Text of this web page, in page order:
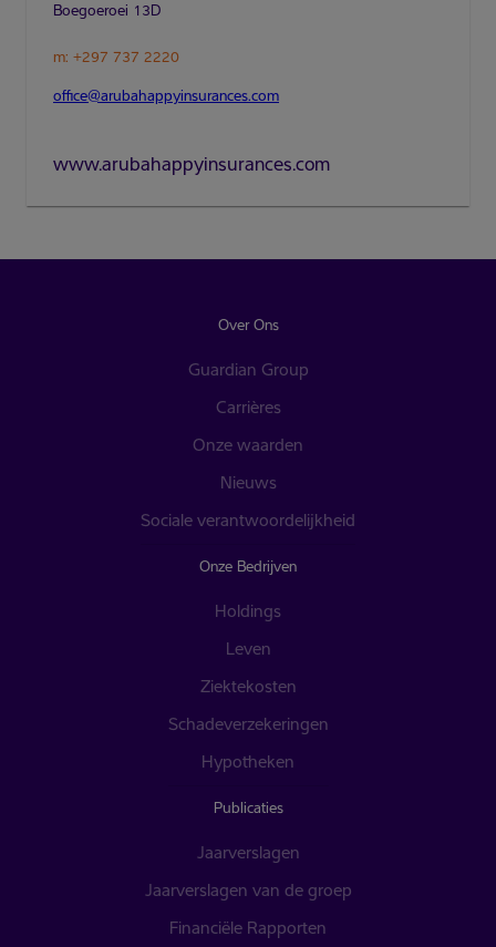
m: +297 737 2220
office@arubahappyinsurances.com
Over Ons
Guardian Group
Carrières
Onze waarden
Nieuws
Sociale verantwoordelijkheid
Onze Bedrijven
Holdings
Leven
Ziektekosten
Schadeverzekeringen
Hypotheken
Publicaties
Jaarverslagen
Jaarverslagen van de groep
Financiële Rapporten